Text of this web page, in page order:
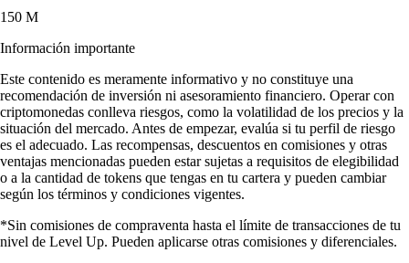
150 M
Información importante
Este contenido es meramente informativo y no constituye una
recomendación de inversión ni asesoramiento financiero. Operar con
criptomonedas conlleva riesgos, como la volatilidad de los precios y la
situación del mercado. Antes de empezar, evalúa si tu perfil de riesgo
es el adecuado. Las recompensas, descuentos en comisiones y otras
ventajas mencionadas pueden estar sujetas a requisitos de elegibilidad
o a la cantidad de tokens que tengas en tu cartera y pueden cambiar
según los términos y condiciones vigentes.
*Sin comisiones de compraventa hasta el límite de transacciones de tu
nivel de Level Up. Pueden aplicarse otras comisiones y diferenciales.